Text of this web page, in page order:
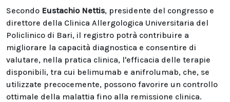
Secondo Eustachio Nettis, presidente del congresso e
direttore della Clinica Allergologica Universitaria del
Policlinico di Bari, il registro potrà contribuire a
migliorare la capacità diagnostica e consentire di
valutare, nella pratica clinica, l'efficacia delle terapie
disponibili, tra cui belimumab e anifrolumab, che, se
utilizzate precocemente, possono favorire un controllo
ottimale della malattia fino alla remissione clinica.